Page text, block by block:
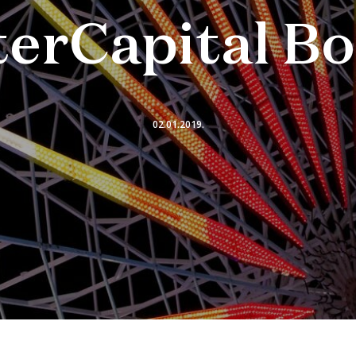
02.01.2019.